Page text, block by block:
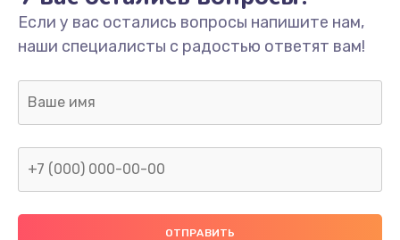
Заказать
Замена клавиатуры
от 1190 руб.
Заказать
Если у вас остались вопросы напишите нам,
наши специалисты с радостью ответят вам!